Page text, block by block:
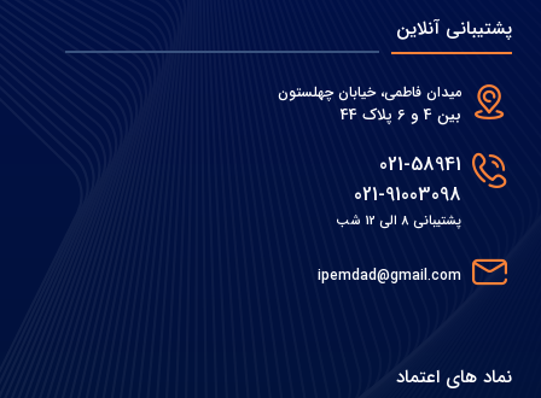
پشتیبانی آنلاین
میدان فاطمی، خیابان چهلستون
بین 4 و 6 پلاک 44
021-58941
021-91003098
پشتیبانی 8 الی 12 شب
ipemdad@gmail.com
نماد های اعتماد